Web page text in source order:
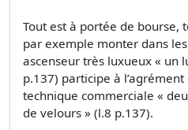
Tout est à portée de bourse,
par exemple monter dans
ascenseur très luxueux « un
p.137) participe à l’agrément
technique commerciale «
de velours » (l.8 p.137).